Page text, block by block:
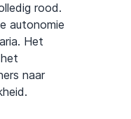
rood.
autonomie
Het
naar